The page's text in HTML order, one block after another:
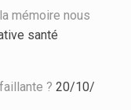
mémoire nous
santé
? 20/10/